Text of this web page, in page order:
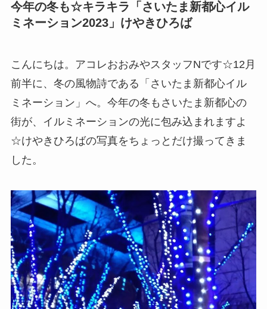
今年の冬も☆キラキラ「さいたま新都心イル
ミネーション2023」けやきひろば
こんにちは。アコレおおみやスタッフNです☆12月
前半に、冬の風物詩である「さいたま新都心イル
ミネーション」へ。今年の冬もさいたま新都心の
街が、イルミネーションの光に包み込まれますよ
☆けやきひろばの写真をちょっとだけ撮ってきま
した。